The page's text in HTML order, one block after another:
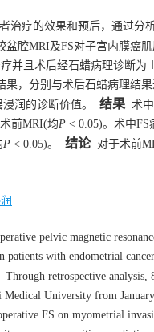
治疗的效果和预后，通过分
腔MRI及FS对子宫内膜癌肌
并且术后经石蜡病理诊断
，分别与术后石蜡病理结
润的诊断价值。
结果 术
前MRI(均P < 0.05)。术中FS
P < 0.05)。 结论对于术前
pelvic magnetic
with endometrial
Through retrospective analysis,
University from
FS on myometrial